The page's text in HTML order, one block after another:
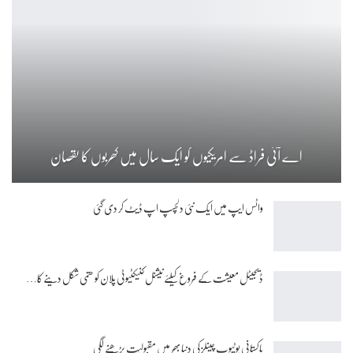
اے آئی فراڈ سے امریکیوں کو ایک سال میں کھربوں کا نقصان
واٹس ایپ میں ایک نئی دلچسپ اپ ڈیٹ کر دی گئی
ڈیجیٹل معیشت کے فروغ کیلئے نیشنل کنیکٹیوٹی پلان کو حتمی شکل دینے کا…
پاکستانی یوٹیوب چینلز کی دنیا بھر میں مقبولیت بڑھنے لگی